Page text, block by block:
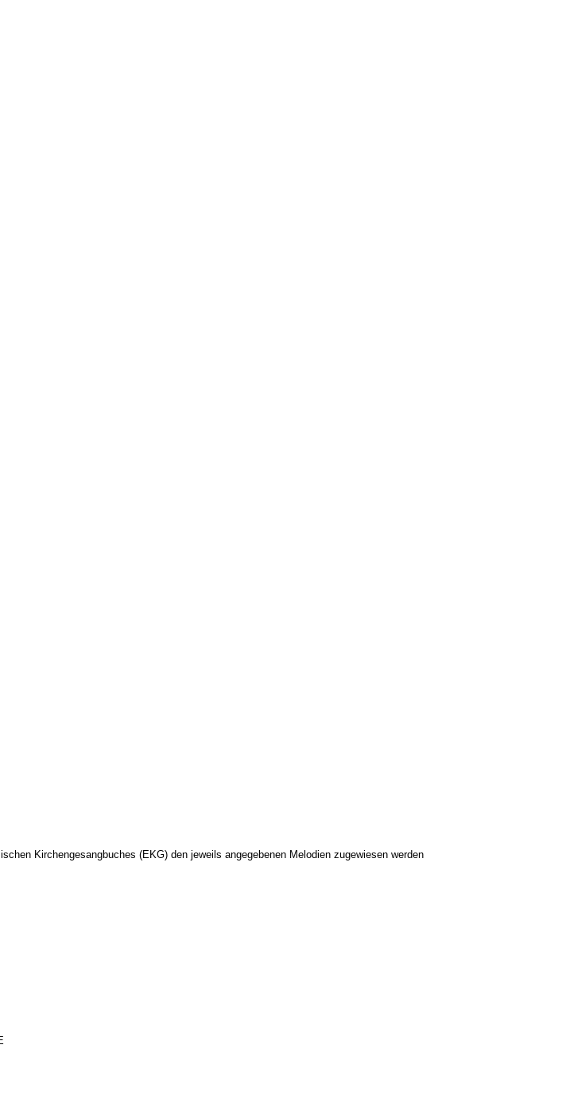
Kirchengesangbuches (EKG) den jeweils angegebenen Melodien zugewiesen werden